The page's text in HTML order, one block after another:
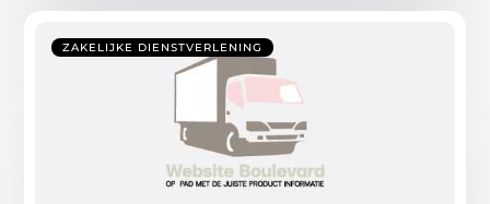
ZAKELIJKE DIENSTVERLENING